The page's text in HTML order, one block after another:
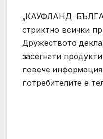
„КАУФЛАНД
стриктно всички
Дружеството
засегнати
повече
потребителите е